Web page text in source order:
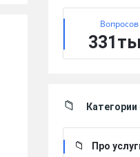
Вопросов
Про